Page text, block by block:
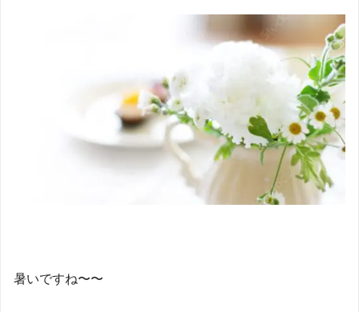
暑いですね〜〜